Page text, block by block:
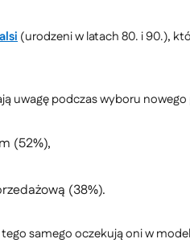
(urodzeni w latach 80. i 90.),
uwagę podczas wyboru
(52%),
(38%).
samego oczekują oni w